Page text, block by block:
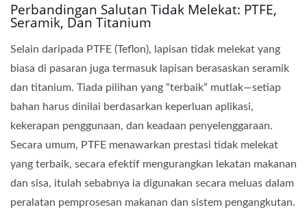
Perbandingan Salutan Tidak Melekat: PTFE,
Seramik, Dan Titanium
Selain daripada PTFE (Teflon), lapisan tidak melekat yang
biasa di pasaran juga termasuk lapisan berasaskan seramik
dan titanium. Tiada pilihan yang “terbaik” mutlak—setiap
bahan harus dinilai berdasarkan keperluan aplikasi,
kekerapan penggunaan, dan keadaan penyelenggaraan.
Secara umum, PTFE menawarkan prestasi tidak melekat
yang terbaik, secara efektif mengurangkan lekatan makanan
dan sisa, itulah sebabnya ia digunakan secara meluas dalam
peralatan pemprosesan makanan dan sistem pengangkutan.